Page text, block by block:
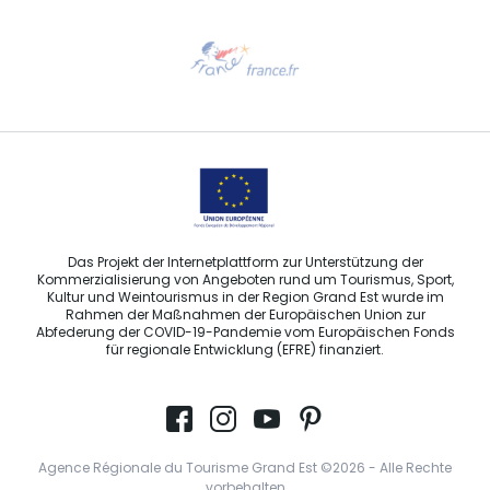
Sprechen Sie uns per E-Mail an
Das Projekt der Internetplattform zur Unterstützung der
Kommerzialisierung von Angeboten rund um Tourismus, Sport,
Kultur und Weintourismus in der Region Grand Est wurde im
Rahmen der Maßnahmen der Europäischen Union zur
Abfederung der COVID-19-Pandemie vom Europäischen Fonds
für regionale Entwicklung (EFRE) finanziert.
Agence Régionale du Tourisme Grand Est ©2026 - Alle Rechte